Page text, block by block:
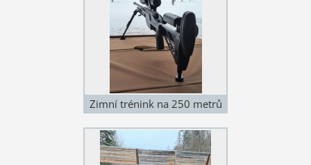
Zimní trénink na 250 metrů